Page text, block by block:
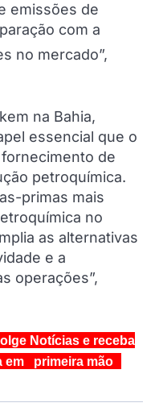
emissões de
com a
no mercado”,
na Bahia,
essencial que o
de
petroquímica.
primas mais
no
as alternativas
e a
operações”,
Notícias e receba
em primeira mão